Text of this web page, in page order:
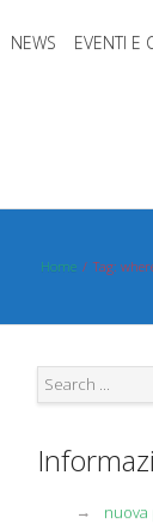
NEWS EVENTI E
Home Tag: